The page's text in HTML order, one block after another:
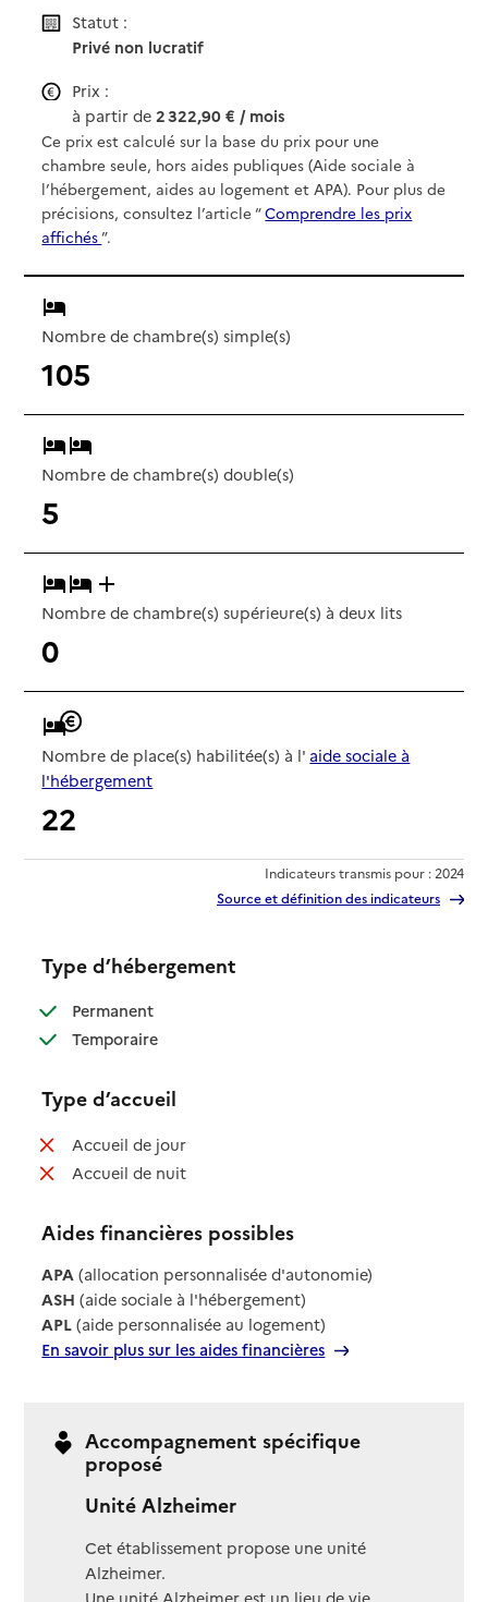
Statut :
Privé non lucratif
Prix :
à partir de2 322,90 € / mois
Ce prix est calculé sur la base du prix pour une
chambre seule, hors aides publiques (Aide sociale à
l’hébergement, aides au logement et APA). Pour plus de
précisions, consultez l’article “Comprendre les prix
affichés”.
Nombre de chambre(s) simple(s)
105
Nombre de chambre(s) double(s)
5
Nombre de chambre(s) supérieure(s) à deux lits
0
Nombre de place(s) habilitée(s) à l' aide sociale à
l'hébergement
22
Indicateurs transmis pour : 2024
Source et définition des indicateurs
Type d’hébergement
Permanent: disponible
Temporaire: disponible
Type d’accueil
Accueil de jour: non disponible
Accueil de nuit: non disponible
Aides financières possibles
APA (allocation personnalisée d'autonomie)
ASH (aide sociale à l'hébergement)
APL (aide personnalisée au logement)
En savoir plus sur les aides financières
Accompagnement spécifique
proposé
Unité Alzheimer
Cet établissement propose une unité
Alzheimer.